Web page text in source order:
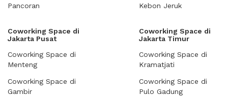
Pancoran
Kebon Jeruk
Coworking Space di
Jakarta Pusat
Coworking Space di
Menteng
Coworking Space di
Gambir
Coworking Space di
Jakarta Timur
Coworking Space di
Kramatjati
Coworking Space di
Pulo Gadung